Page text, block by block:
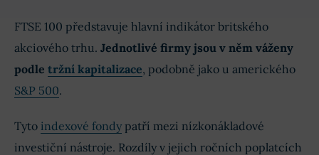
FTSE 100 představuje hlavní indikátor britského
akciového trhu. Jednotlivé firmy jsou v něm váženy
podle tržní kapitalizace, podobně jako u amerického
S&P 500.
Tyto indexové fondy patří mezi nízkonákladové
investiční nástroje. Rozdíly v jejich ročních poplatcích